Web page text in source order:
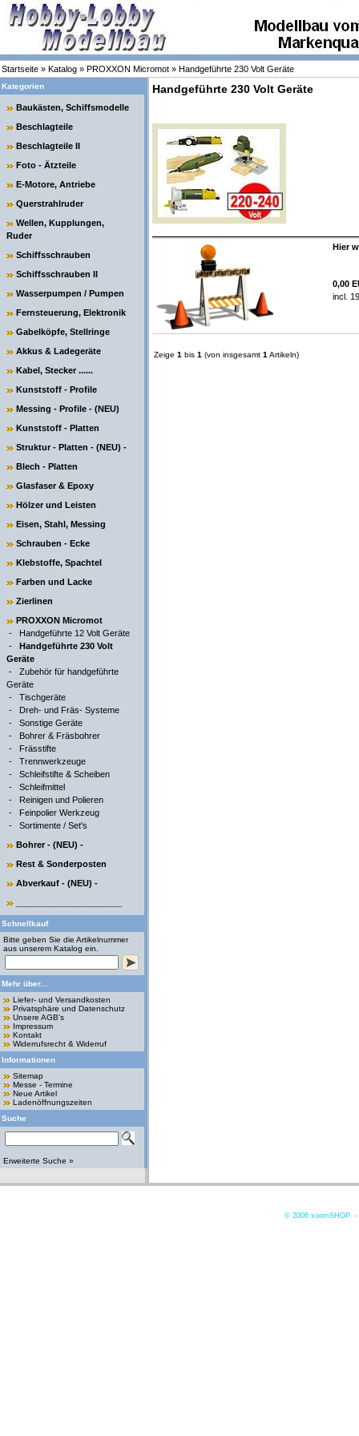
Startseite » Katalog » PROXXON Micromot » Handgeführte 230 Volt Geräte
Kategorien
Baukästen, Schiffsmodelle
Beschlagteile
Beschlagteile II
Foto - Ätzteile
E-Motore, Antriebe
Querstrahlruder
Wellen, Kupplungen,
Ruder
Schiffsschrauben
Schiffsschrauben II
Wasserpumpen / Pumpen
Fernsteuerung, Elektronik
Gabelköpfe, Stellringe
Akkus & Ladegeräte
Kabel, Stecker ......
Kunststoff - Profile
Messing - Profile - (NEU)
Kunststoff - Platten
Struktur - Platten - (NEU) -
Blech - Platten
Glasfaser & Epoxy
Hölzer und Leisten
Eisen, Stahl, Messing
Schrauben - Ecke
Klebstoffe, Spachtel
Farben und Lacke
Zierlinen
PROXXON Micromot
- Handgeführte 12 Volt Geräte
- Handgeführte 230 Volt
Geräte
- Zubehör für handgeführte
Geräte
- Tischgeräte
- Dreh- und Fräs- Systeme
- Sonstige Geräte
- Bohrer & Fräsbohrer
- Frässtifte
- Trennwerkzeuge
- Schleifstifte & Scheiben
- Schleifmittel
- Reinigen und Polieren
- Feinpolier Werkzeug
- Sortimente / Set's
Bohrer - (NEU) -
Rest & Sonderposten
Abverkauf - (NEU) -
Schnellkauf
Bitte geben Sie die Artikelnummer
aus unserem Katalog ein.
Mehr über...
Liefer- und Versandkosten
Privatsphäre und Datenschutz
Unsere AGB's
Impressum
Kontakt
Widerrufsrecht & Widerruf
Informationen
Sitemap
Messe - Termine
Neue Artikel
Ladenöffnungszeiten
Suche
Erweiterte Suche »
Handgeführte 230 Volt Geräte
Hier
0,00
incl.
Zeige 1 bis 1 (von insgesamt 1 Artikeln)
© 2006 xoomSHOP. -